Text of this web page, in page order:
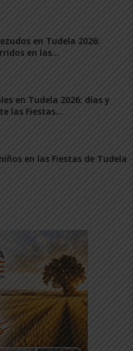
en Tudela 2026:
en las...
en Tudela 2026: días y
las Fiestas...
en las Fiestas de Tudela